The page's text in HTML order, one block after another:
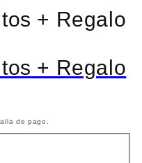
+ Regalo
+ Regalo
de pago.